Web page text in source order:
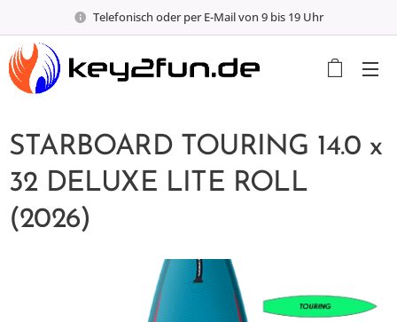
Telefonisch oder per E-Mail von 9 bis 19 Uhr
STARBOARD TOURING 14.0 x
32 DELUXE LITE ROLL
(2026)